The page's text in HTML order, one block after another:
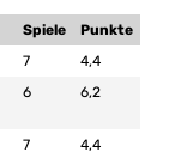
Spiele
Punkte
7
4,4
6 6,2
7 4,4